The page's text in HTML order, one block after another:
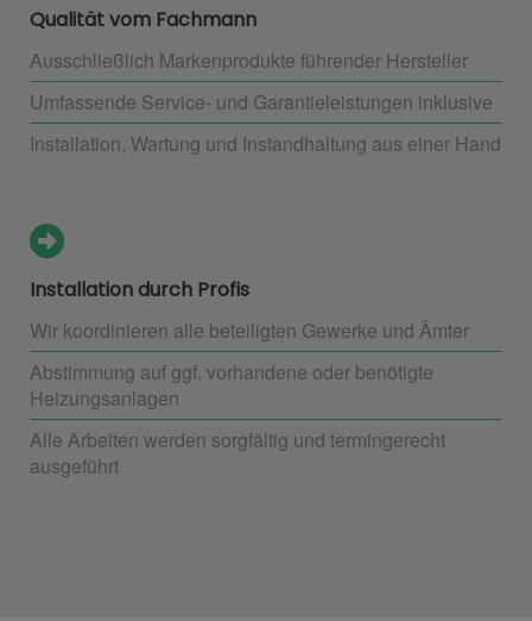
Qualität vom Fachmann
Ausschließlich Markenprodukte führender Hersteller
Umfassende Service- und Garantieleistungen inklusive
Installation, Wartung und Instandhaltung aus einer Hand
Installation durch Profis
Wir koordinieren alle beteiligten Gewerke und Ämter
Abstimmung auf ggf. vorhandene oder benötigte
Heizungsanlagen
Alle Arbeiten werden sorgfältig und termingerecht
ausgeführt